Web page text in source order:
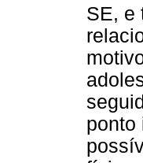
SE, e
ponto